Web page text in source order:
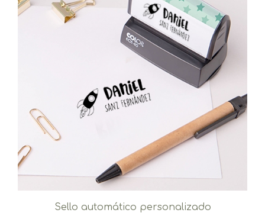
Sello automático personalizado